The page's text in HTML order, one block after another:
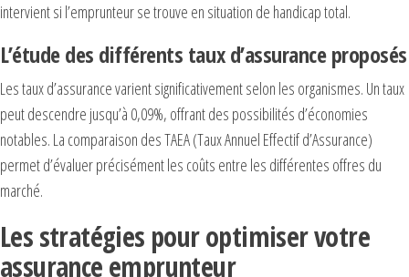
intervient si l’emprunteur se trouve en situation de handicap total.
L’étude des différents taux d’assurance proposés
Les taux d’assurance varient significativement selon les organismes. Un taux
peut descendre jusqu’à 0,09%, offrant des possibilités d’économies
notables. La comparaison des TAEA (Taux Annuel Effectif d’Assurance)
permet d’évaluer précisément les coûts entre les différentes offres du
marché.
Les stratégies pour optimiser votre
assurance emprunteur